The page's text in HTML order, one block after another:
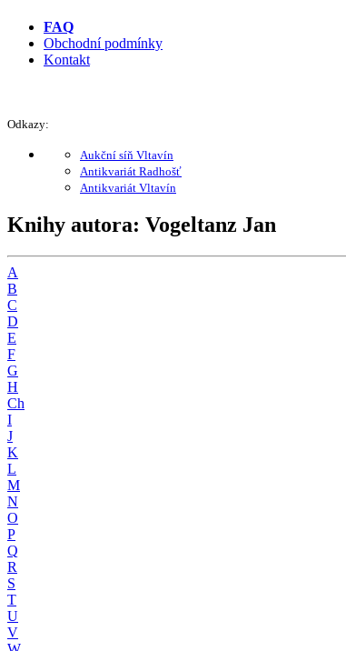
FAQ
Obchodní podmínky
Kontakt
Odkazy:
Aukční síň Vltavín
Antikvariát Radhošť
Antikvariát Vltavín
Knihy autora: Vogeltanz Jan
A
B
C
D
E
F
G
H
Ch
I
J
K
L
M
N
O
P
Q
R
S
T
U
V